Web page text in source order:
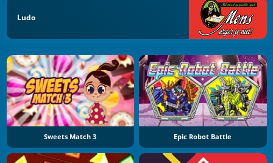
Ludo
Sweets Match 3 Epic Robot Battle